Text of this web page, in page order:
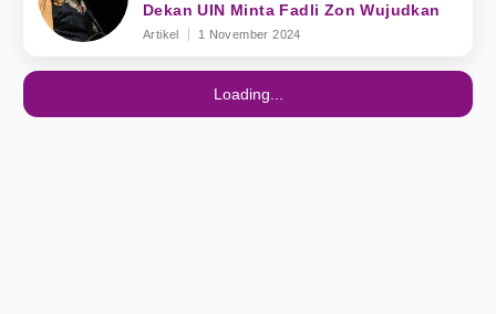
Dekan UIN Minta Fadli Zon Wujudkan
Artikel 1 November 2024
Loading...